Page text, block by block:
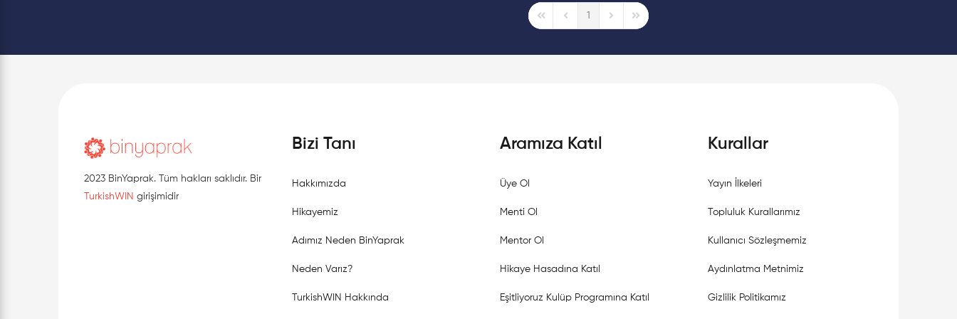
First PagePrevious Page
1
Next PageLast Page
2023 BinYaprak. Tüm hakları saklıdır. Bir
TurkishWIN girişimidir
Bizi Tanı
Hakkımızda
Hikayemiz
Adımız Neden BinYaprak
Neden Varız?
TurkishWIN Hakkında
Aramıza Katıl
Üye Ol
Menti Ol
Mentor Ol
Hikaye Hasadına Katıl
Eşitliyoruz Kulüp Programına Katıl
Kurallar
Yayın İlkeleri
Topluluk Kurallarımız
Kullanıcı Sözleşmemiz
Aydınlatma Metnimiz
Gizlilik Politikamız